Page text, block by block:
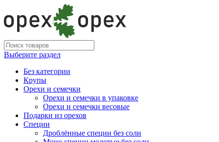
Выберите раздел
Без категории
Крупы
Орехи и семечки
Орехи и семечки в упаковке
Орехи и семечки весовые
Подарки из орехов
Специи
Дроблённые специи без соли